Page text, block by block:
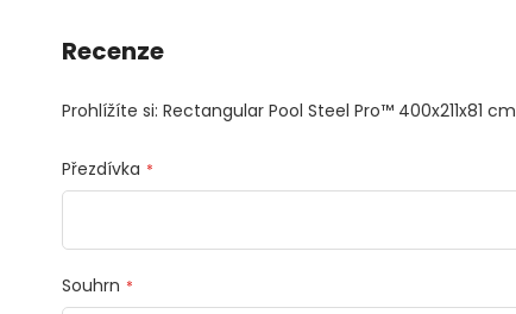
Recenze
Prohlížíte si: Rectangular Pool Steel Pro™ 400x211x81 cm
Přezdívka
Souhrn